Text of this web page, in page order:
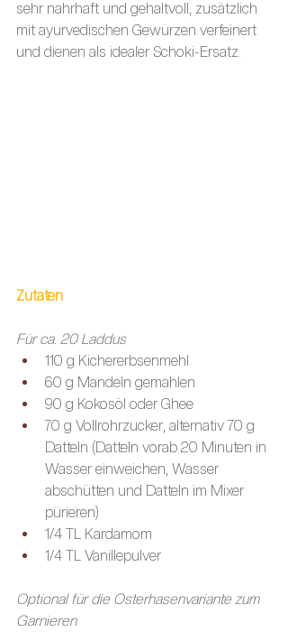
sehr nahrhaft und gehaltvoll, zusätzlich
mit ayurvedischen Gewürzen verfeinert
und dienen als idealer Schoki-Ersatz.
Zutaten
Für ca. 20 Laddus
110 g Kichererbsenmehl
60 g Mandeln gemahlen
90 g Kokosöl oder Ghee
70 g Vollrohrzucker, alternativ 70 g
Datteln (Datteln vorab 20 Minuten in
Wasser einweichen, Wasser
abschütten und Datteln im Mixer
pürieren)
1/4 TL Kardamom
1/4 TL Vanillepulver
Optional für die Osterhasenvariante zum
Garnieren